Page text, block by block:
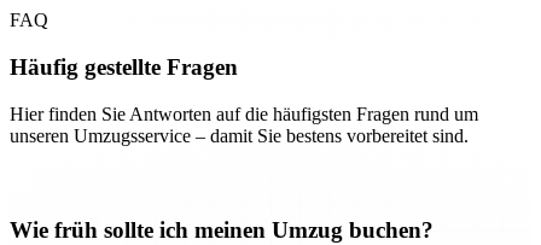
FAQ
Häufig gestellte Fragen
Hier finden Sie Antworten auf die häufigsten Fragen rund um
unseren Umzugsservice – damit Sie bestens vorbereitet sind.
Wie früh sollte ich meinen Umzug buchen?